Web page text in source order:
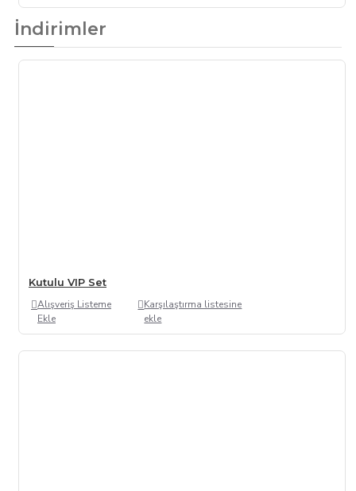
İndirimler
Kutulu VIP Set
Alışveriş Listeme
Ekle
Karşılaştırma listesine
ekle